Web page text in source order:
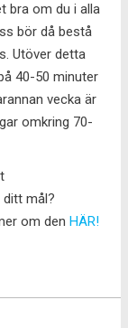
bra om du i alla
bör då bestå
Utöver detta
40-50 minuter
vecka är
omkring 70-
mål?
om den HÄR!